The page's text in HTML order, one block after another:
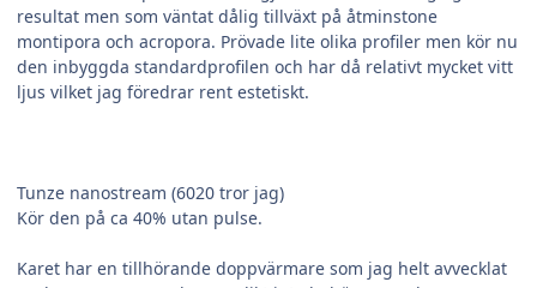
resultat men som väntat dålig tillväxt på åtminstone
montipora och acropora. Prövade lite olika profiler men kör nu
den inbyggda standardprofilen och har då relativt mycket vitt
ljus vilket jag föredrar rent estetiskt.
Tunze nanostream (6020 tror jag)
Kör den på ca 40% utan pulse.
Karet har en tillhörande doppvärmare som jag helt avvecklat